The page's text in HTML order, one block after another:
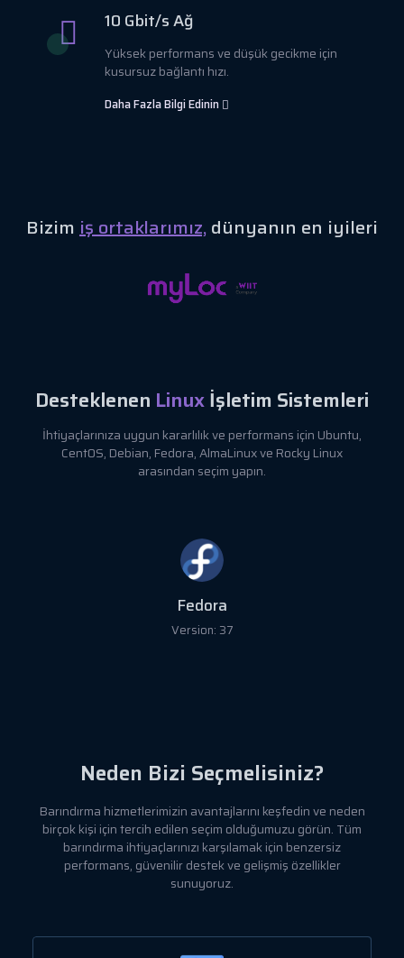
10 Gbit/s Ağ
Yüksek performans ve düşük gecikme için
kusursuz bağlantı hızı.
Daha Fazla Bilgi Edinin
Bizimiş ortaklarımız, dünyanın en iyileri
Desteklenen Linuxİşletim Sistemleri
İhtiyaçlarınıza uygun kararlılık ve performans için Ubuntu,
CentOS, Debian, Fedora, AlmaLinux ve Rocky Linux
arasından seçim yapın.
Fedora
Version: 37
Neden Bizi Seçmelisiniz?
Barındırma hizmetlerimizin avantajlarını keşfedin ve neden
birçok kişi için tercih edilen seçim olduğumuzu görün. Tüm
barındırma ihtiyaçlarınızı karşılamak için benzersiz
performans, güvenilir destek ve gelişmiş özellikler
sunuyoruz.